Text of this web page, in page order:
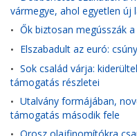
vármegye, ahol egyetlen új
• Ők biztosan megússzák
• Elszabadult az euró:
• Sok család várja:
támogatás részletei
• Utalvány formájában,
támogatás második fele